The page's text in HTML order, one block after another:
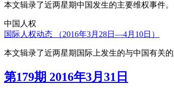
本文辑录了近两星期中国发生的主要维权事件。
中国人权
国际人权动态 （2016年3月28日—4月10日）
本文辑录了近两星期国际上发生的与中国有关的
第179期 2016年3月31日